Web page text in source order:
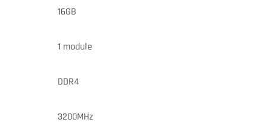
16GB
1 module
DDR4
3200MHz